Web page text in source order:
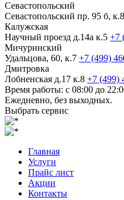
Севастопольский
Севастопольский пр. 95 б, к.8
Калужская
Научный проезд д.14а к.5 +7
Мичуринский
Удальцова, 60, к.7 +7 (499)
Дмитровка
Лобненская д.17 к.8 +7 (499)
Время работы: с 08:00 до
Ежедневно, без выходных.
Выбрать сервис
Главная
Услуги
Прайс лист
Акции
Контакты